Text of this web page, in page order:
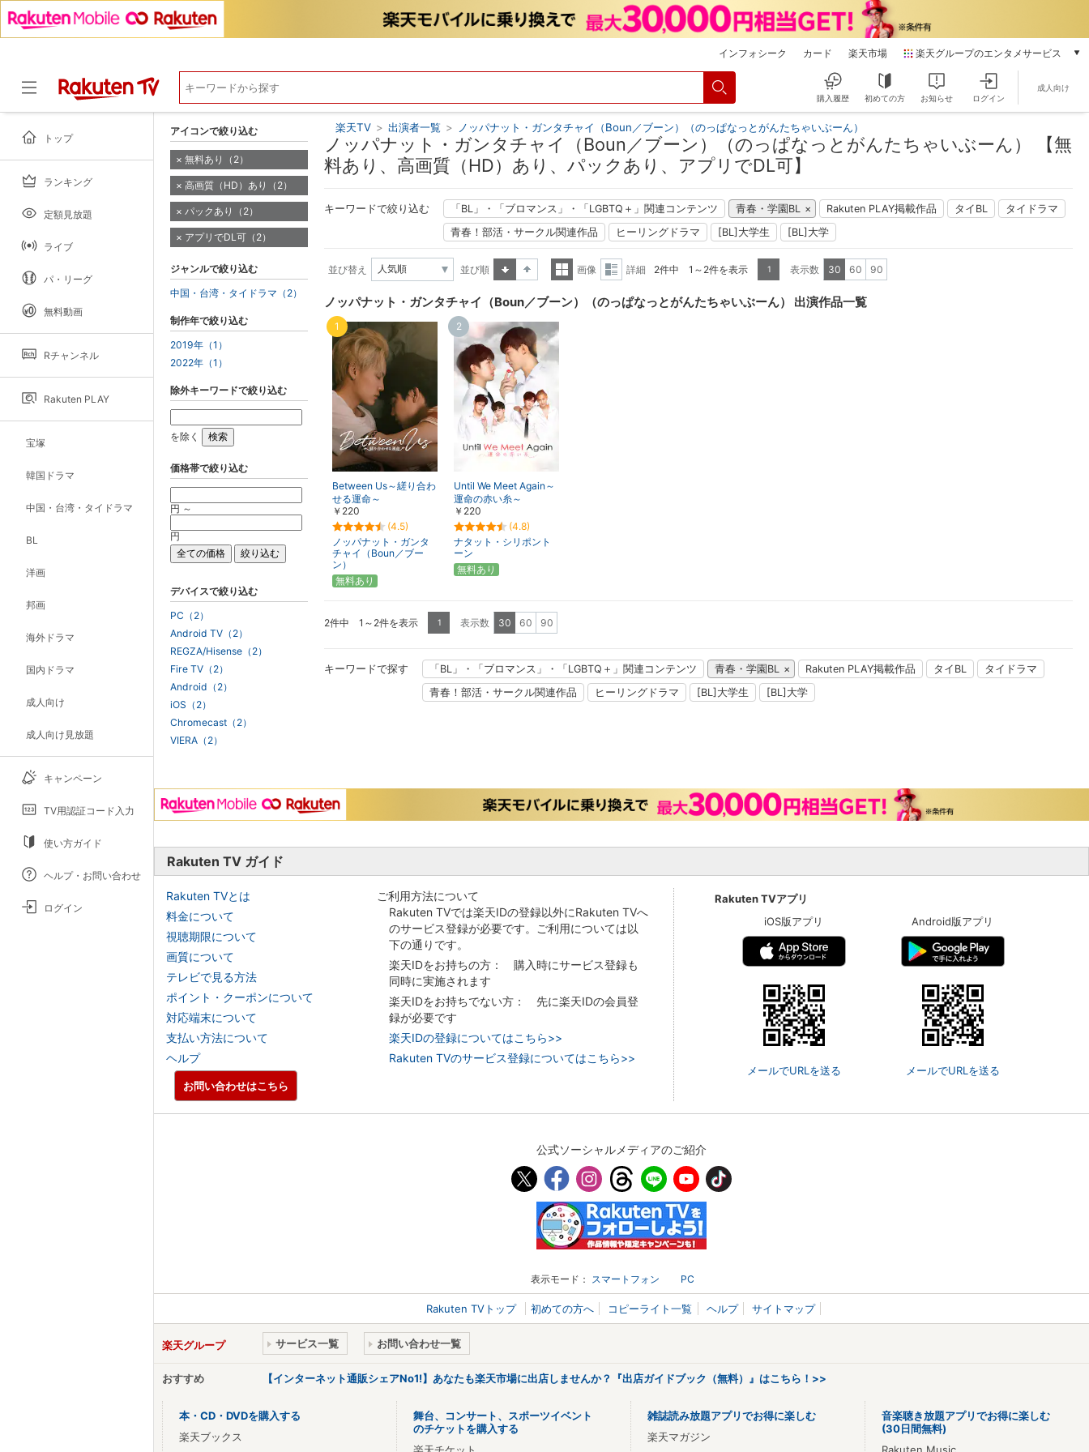
インフォシーク カード 楽天市場 楽天グループのエンタメサービス
本/ゲーム/CD/DVD
電子書籍
楽天マガジン
動画配信
購入履歴 初めての方 お知らせ ログイン
成人向け
トップ
ランキング
定額見放題
ライブ
パ・リーグ
無料動画
Rチャンネル
Rakuten PLAY
宝塚
韓国ドラマ
中国・台湾・タイドラマ
BL
洋画
邦画
海外ドラマ
国内ドラマ
成人向け
成人向け見放題
キャンペーン
TV用認証コード入力
使い方ガイド
ヘルプ・お問い合わせ
ログイン
楽天TV > 出演者一覧 > ノッパナット・ガンタチャイ（Boun／ブーン）（のっぱなっとがんたちゃいぶーん）
ノッパナット・ガンタチャイ（Boun／ブーン）（のっぱなっとがんたちゃいぶーん） 【無
料あり、高画質（HD）あり、パックあり、アプリでDL可】
キーワードで絞り込む 「BL」・「ブロマンス」・「LGBTQ＋」関連コンテンツ 青春・学園BL Rakuten PLAY掲載作品 タイBL
タイドラマ
青春！部活・サークル関連作品
ヒーリングドラマ [BL]大学生 [BL]大学
並び替え
並び順
画像
表示
詳細 2件中 1～2件を表示 1 表示数 30 60 90
ノッパナット・ガンタチャイ（Boun／ブーン）（のっぱなっとがんたちゃいぶーん） 出演作品一覧
Between Us～縒り合わ
せる運命～
￥220
(4.5)
ノッパナット・ガンタ
チャイ（Boun／ブー
ン）
1
無料あり
Until We Meet Again～
運命の赤い糸～
￥220
(4.8)
ナタット・シリポント
ーン
2
無料あり
2件中 1～2件を表示 1 表示数 30 60 90
キーワードで探す 「BL」・「ブロマンス」・「LGBTQ＋」関連コンテンツ 青春・学園BL Rakuten PLAY掲載作品 タイBL
タイドラマ
青春！部活・サークル関連作品
ヒーリングドラマ [BL]大学生 [BL]大学
アイコンで絞り込む
無料あり（2）
高画質（HD）あり（2）
パックあり（2）
アプリでDL可（2）
ジャンルで絞り込む
中国・台湾・タイドラマ（2）
制作年で絞り込む
2019年（1）
2022年（1）
除外キーワードで絞り込む
を除く
価格帯で絞り込む
円 ～
円
デバイスで絞り込む
PC（2）
Android TV（2）
REGZA/Hisense（2）
Fire TV（2）
Android（2）
iOS（2）
Chromecast（2）
VIERA（2）
Rakuten TV ガイド
Rakuten TVとは
料金について
視聴期限について
画質について
テレビで見る方法
ポイント・クーポンについて
対応端末について
支払い方法について
ヘルプ
ご利用方法について
Rakuten TVでは楽天IDの登録以外にRakuten TVへ
のサービス登録が必要です。ご利用については以
下の通りです。
楽天IDをお持ちの方： 購入時にサービス登録も
同時に実施されます
楽天IDをお持ちでない方： 先に楽天IDの会員登
録が必要です
楽天IDの登録についてはこちら>>
Rakuten TVのサービス登録についてはこちら>>
Rakuten TVアプリ
iOS版アプリ
メールでURLを送る
Android版アプリ
メールでURLを送る
お問い合わせはこちら
公式ソーシャルメディアのご紹介
表示モード： スマートフォン PC
Rakuten TVトップ 初めての方へ コピーライト一覧 ヘルプ サイトマップ
楽天グループ サービス一覧 お問い合わせ一覧
おすすめ 【インターネット通販シェアNo1!】あなたも楽天市場に出店しませんか？『出店ガイドブック（無料）』はこちら！>>
本・CD・DVDを購入する
楽天ブックス
舞台、コンサート、スポーツイベント
のチケットを購入する
楽天チケット
雑誌読み放題アプリでお得に楽しむ
楽天マガジン
音楽聴き放題アプリでお得に楽しむ
(30日間無料)
Rakuten Music